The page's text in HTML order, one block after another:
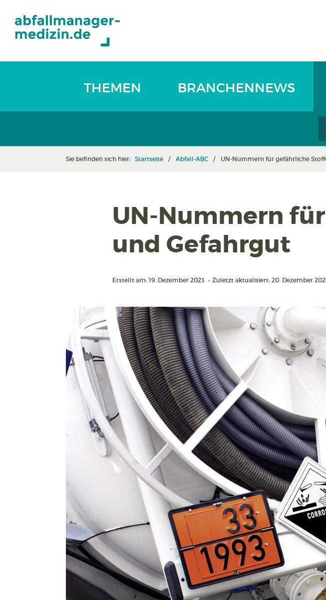
THEMEN BRANCHENNEWS
Sie befinden sich hier: Startseite Abfall-ABC UN-Nummern für gefährliche
UN-Nummern
und Gefahrgut
Erstellt am: 19. Dezember 2023 • Zuletzt aktualisiert: 20. Dezember